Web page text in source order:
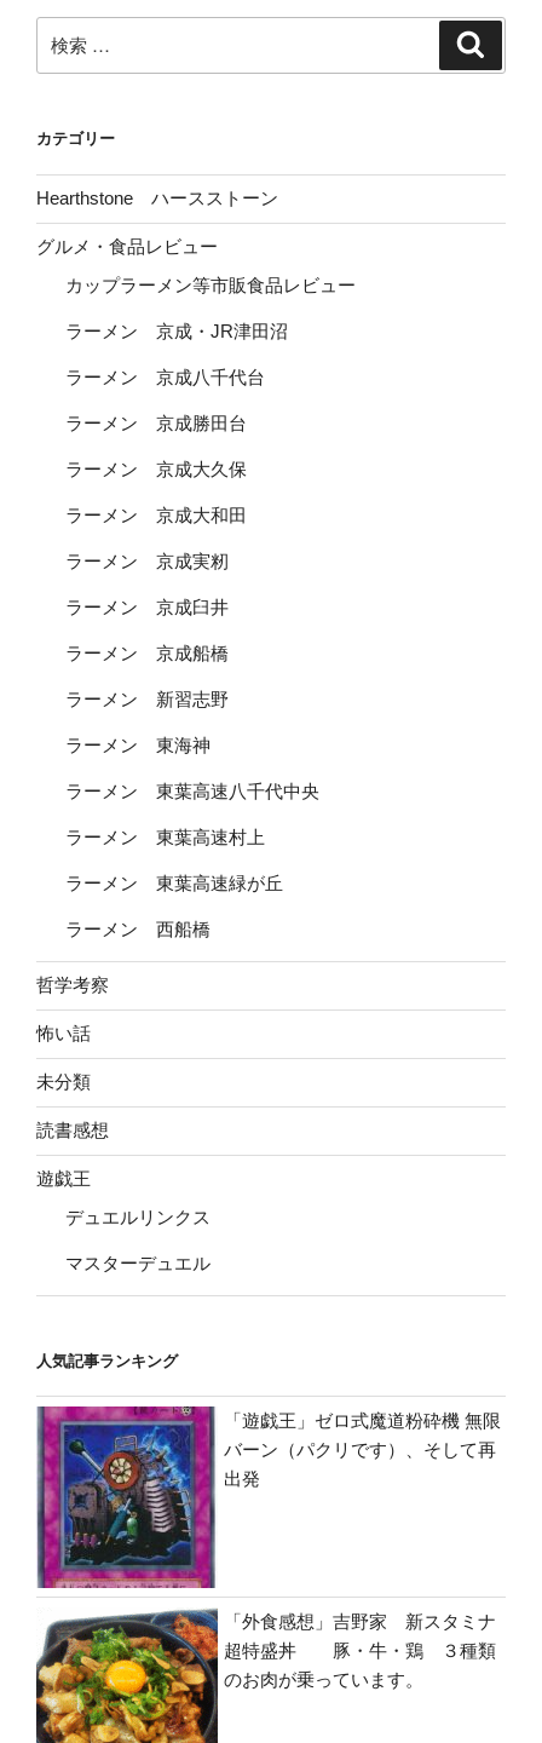
検
索:
カテゴリー
Hearthstone ハースストーン
グルメ・食品レビュー
カップラーメン等市販食品レビュー
ラーメン 京成・JR津田沼
ラーメン 京成八千代台
ラーメン 京成勝田台
ラーメン 京成大久保
ラーメン 京成大和田
ラーメン 京成実籾
ラーメン 京成臼井
ラーメン 京成船橋
ラーメン 新習志野
ラーメン 東海神
ラーメン 東葉高速八千代中央
ラーメン 東葉高速村上
ラーメン 東葉高速緑が丘
ラーメン 西船橋
哲学考察
怖い話
未分類
読書感想
遊戯王
デュエルリンクス
マスターデュエル
人気記事ランキング
「遊戯王」ゼロ式魔道粉砕機 無限
バーン（パクリです）、そして再
出発
「外食感想」吉野家 新スタミナ
超特盛丼 豚・牛・鶏 ３種類
のお肉が乗っています。